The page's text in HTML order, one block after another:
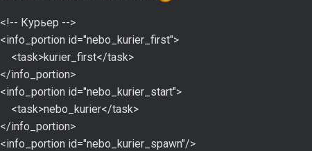
<!-- Курьер -->
<info_portion id="nebo_kurier_first">
<task>kurier_first</task>
</info_portion>
<info_portion id="nebo_kurier_start">
<task>nebo_kurier</task>
</info_portion>
<info_portion id="nebo_kurier_spawn"/>